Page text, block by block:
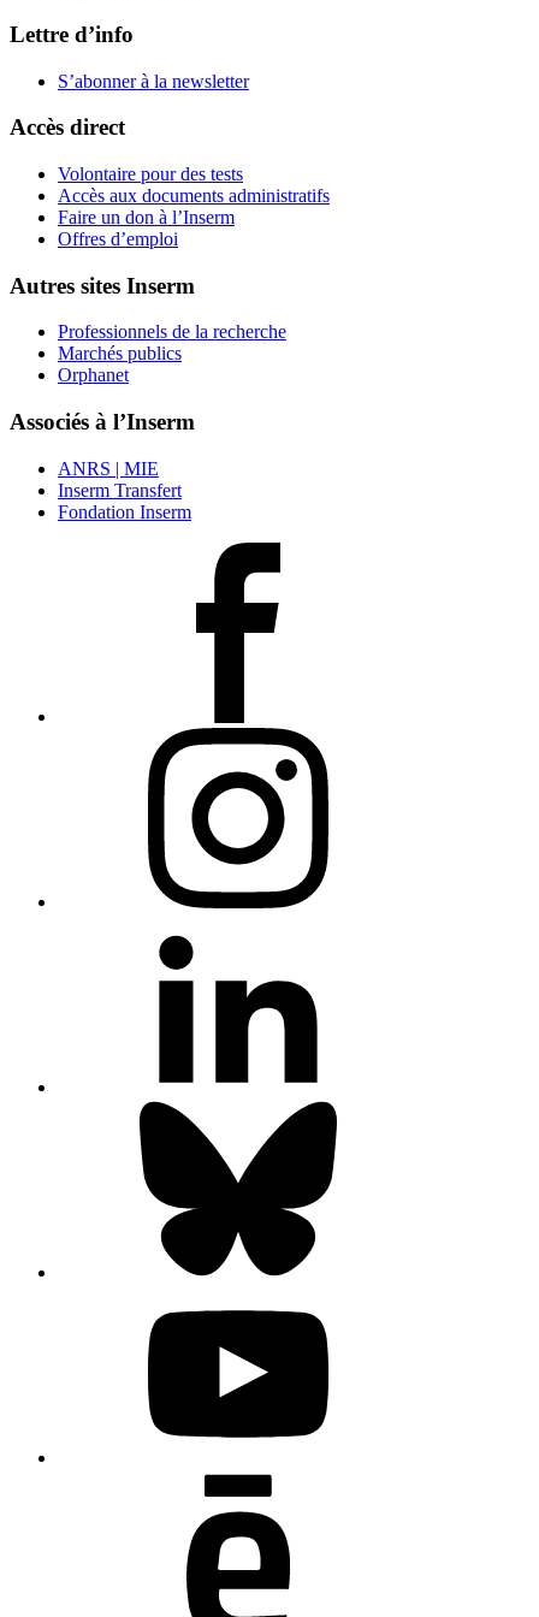
Lettre d’info
S’abonner à la newsletter
Accès direct
Volontaire pour des tests
Accès aux documents administratifs
Faire un don à l’Inserm
Offres d’emploi
Autres sites Inserm
Professionnels de la recherche
Marchés publics
Orphanet
Associés à l’Inserm
ANRS | MIE
Inserm Transfert
Fondation Inserm